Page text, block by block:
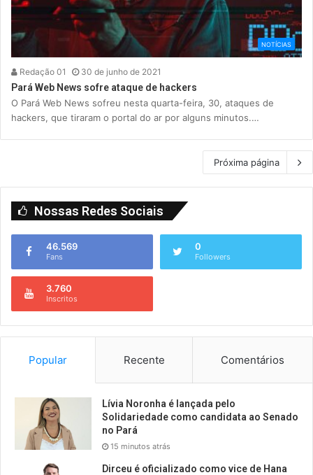
NOTÍCIAS
Redação 01 30 de junho de 2021
Pará Web News sofre ataque de hackers
O Pará Web News sofreu nesta quarta-feira, 30, ataques de
hackers, que tiraram o portal do ar por alguns minutos.…
Próxima página
Nossas Redes Sociais
46.569
Fans
0
Followers
3.760
Inscritos
Popular Recente Comentários
Lívia Noronha é lançada pelo
Solidariedade como candidata ao Senado
no Pará
15 minutos atrás
Dirceu é oficializado como vice de Hana